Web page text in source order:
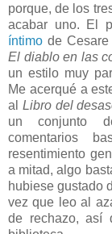
porque, de los
acabar uno. El
íntimo de
El diablo en las
un estilo muy
Me acerqué a
al Libro del
un conjunto
comentarios
resentimiento
a mitad, algo
hubiese gustado
vez que leo al
de rechazo, así